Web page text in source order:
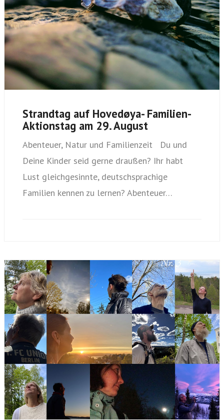
Strandtag auf Hovedøya- Familien-
Aktionstag am 29. August
Abenteuer, Natur und Familienzeit Du und
Deine Kinder seid gerne draußen? Ihr habt
Lust gleichgesinnte, deutschsprachige
Familien kennen zu lernen? Abenteuer…